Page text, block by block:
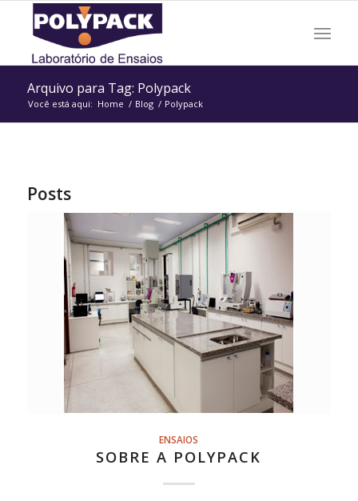
Arquivo para Tag: Polypack
Você está aqui: Home / Blog / Polypack
Posts
ENSAIOS
SOBRE A POLYPACK